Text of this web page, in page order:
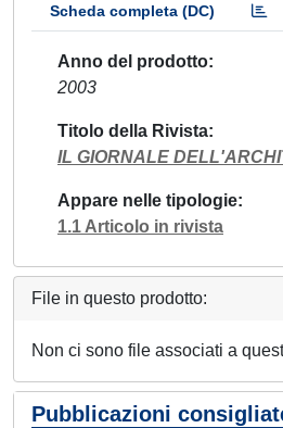
Scheda completa (DC)
Anno del prodotto
2003
Titolo della Rivista
IL GIORNALE
Appare nelle tipologie
1.1 Articolo in rivista
File in questo prodotto:
Non ci sono file associati a
Pubblicazioni